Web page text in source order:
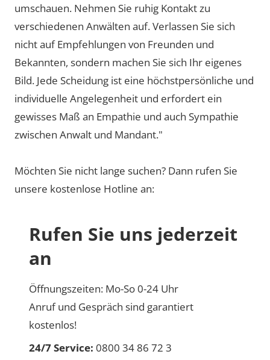
umschauen. Nehmen Sie ruhig Kontakt zu
verschiedenen Anwälten auf. Verlassen Sie sich
nicht auf Empfehlungen von Freunden und
Bekannten, sondern machen Sie sich Ihr eigenes
Bild. Jede Scheidung ist eine höchstpersönliche und
individuelle Angelegenheit und erfordert ein
gewisses Maß an Empathie und auch Sympathie
zwischen Anwalt und Mandant."
Möchten Sie nicht lange suchen? Dann rufen Sie
unsere kostenlose Hotline an:
Rufen Sie uns jederzeit
an
Öffnungszeiten: Mo-So 0-24 Uhr
Anruf und Gespräch sind garantiert
kostenlos!
24/7 Service: 0800 34 86 72 3